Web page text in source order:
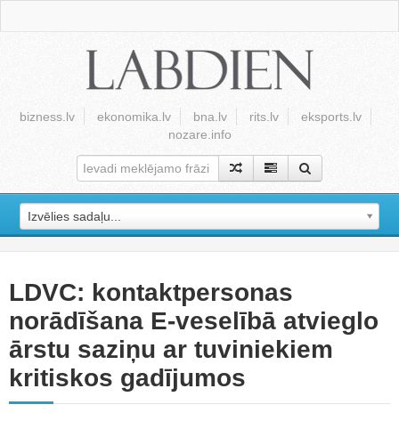
bizness.lv ekonomika.lv bna.lv rits.lv
eksports.lv
nozare.info
Izvēlies sadaļu...
LDVC: kontaktpersonas
norādīšana E-veselībā atvieglo
ārstu saziņu ar tuviniekiem
kritiskos gadījumos